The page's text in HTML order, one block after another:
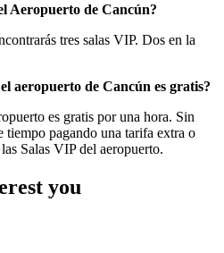
Aeropuerto de Cancún?
tres salas VIP. Dos en la
aeropuerto de Cancún es gratis?
es gratis por una hora. Sin
tiempo pagando una tarifa extra o
Salas VIP del aeropuerto.
you